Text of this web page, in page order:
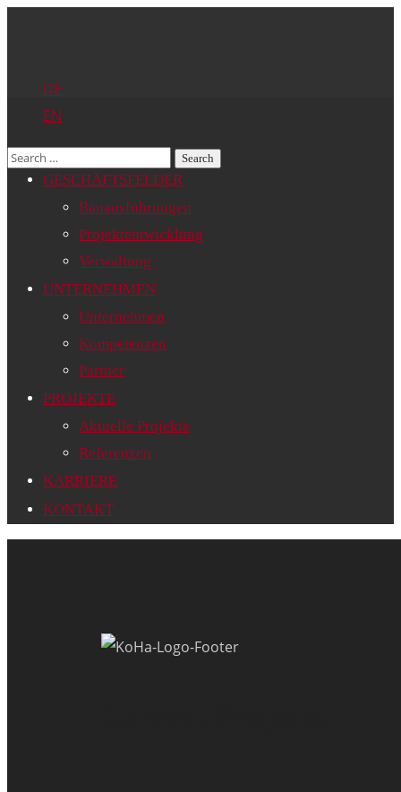
DE
EN
GESCHÄFTSFELDER
Bauausführungen
Projektentwicklung
Verwaltung
UNTERNEHMEN
Unternehmen
Kompetenzen
Partner
PROJEKTE
Aktuelle Projekte
Referenzen
KARRIERE
KONTAKT